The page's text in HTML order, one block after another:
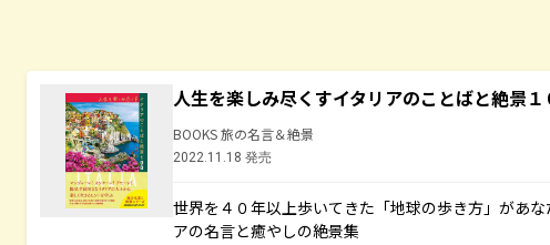
人生を楽しみ尽くすイタリアのことばと絶景１
BOOKS 旅の名言＆絶景
2022.11.18 発売
世界を４０年以上歩いてきた「地球の歩き方」があ
アの名言と癒やしの絶景集